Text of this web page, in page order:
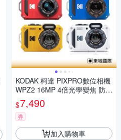
KODAK 柯達 PIXPRO數位相機
WPZ2 16MP 4倍光學變焦 防水
數位相機 公司貨
$7,490
券
加入購物車